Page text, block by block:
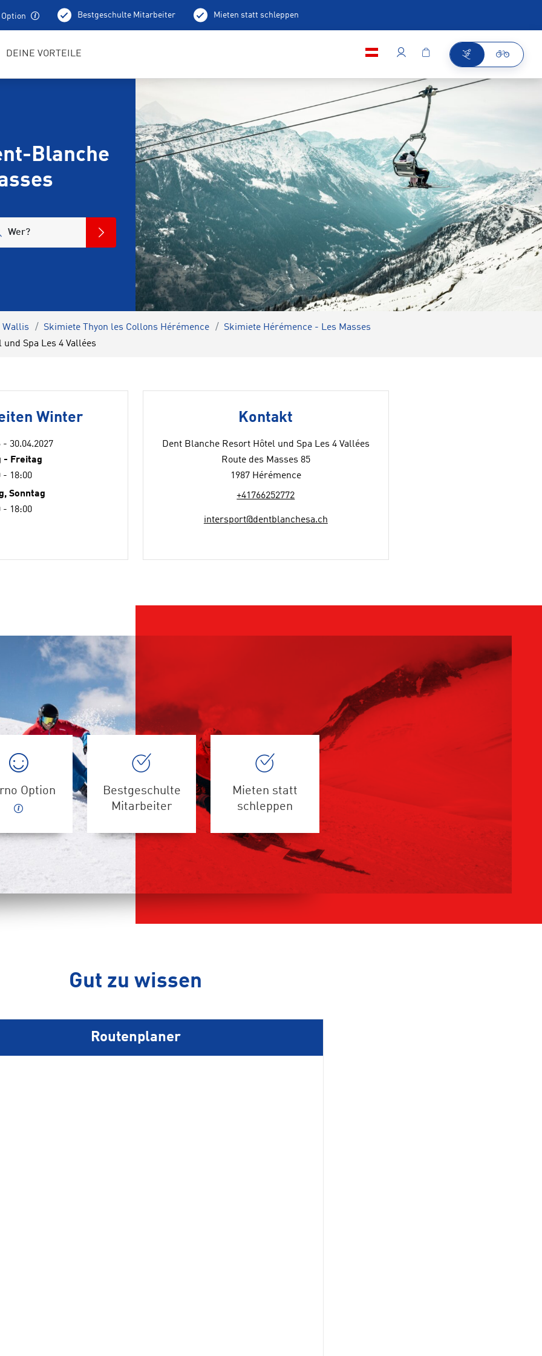
Bestgeschulte Mitarbeiter Mieten statt schleppen
DEINE VORTEILE
Blanche
Wer?
Wallis Skimiete Thyon les Collons Hérémence
Skimiete Hérémence - Les Masses
Spa Les 4 Vallées
Winter
- 30.04.2027
- Freitag
- 18:00
Sonntag
- 18:00
Kontakt
Dent Blanche Resort Hôtel und Spa Les 4 Vallées
Route des Masses 85
1987 Hérémence
+41766252772
intersport@dentblanchesa.ch
Option
Bestgeschulte
Mitarbeiter
Mieten statt
schleppen
Gut zu wissen
Routenplaner